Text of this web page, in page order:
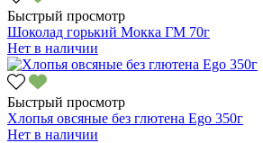
Быстрый просмотр
Шоколад горький Мокка ГМ 70г
Нет в наличии
Быстрый просмотр
Хлопья овсяные без глютена Ego 350г
Нет в наличии